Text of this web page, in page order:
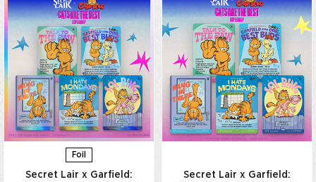
Foil
Secret Lair x Garfield:
Secret Lair x Garfield: